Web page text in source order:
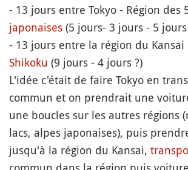
- 13 jours entre Tokyo - Région des
japonaises (5 jours- 3 jours - 5 jours
- 13 jours entre la région du
Shikoku (9 jours - 4 jours ?)
L'idée c'était de faire Tokyo en
commun et on prendrait une
une boucles sur les autres régions
lacs, alpes japonaises), puis
jusqu'à la région du Kansai,